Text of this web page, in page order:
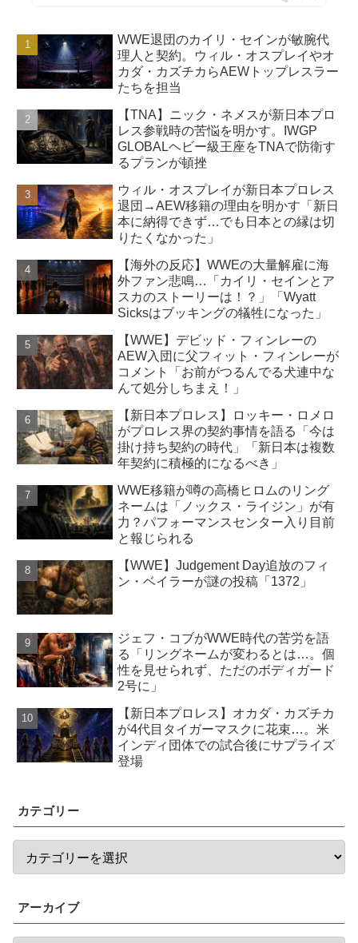
WWE退団のカイリ・セインが敏腕代
理人と契約。ウィル・オスプレイやオ
カダ・カズチカらAEWトップレスラー
たちを担当
【TNA】ニック・ネメスが新日本プロ
レス参戦時の苦悩を明かす。IWGP
GLOBALヘビー級王座をTNAで防衛す
るプランが頓挫
ウィル・オスプレイが新日本プロレス
退団→AEW移籍の理由を明かす「新日
本に納得できず…でも日本との縁は切
りたくなかった」
【海外の反応】WWEの大量解雇に海
外ファン悲鳴…「カイリ・セインとア
スカのストーリーは！？」「Wyatt
Sicksはブッキングの犠牲になった」
【WWE】デビッド・フィンレーの
AEW入団に父フィット・フィンレーが
コメント「お前がつるんでる犬連中な
んて処分しちまえ！」
【新日本プロレス】ロッキー・ロメロ
がプロレス界の契約事情を語る「今は
掛け持ち契約の時代」「新日本は複数
年契約に積極的になるべき」
WWE移籍が噂の高橋ヒロムのリング
ネームは「ノックス・ライジン」が有
力？パフォーマンスセンター入り目前
と報じられる
【WWE】Judgement Day追放のフィ
ン・ベイラーが謎の投稿「1372」
ジェフ・コブがWWE時代の苦労を語
る「リングネームが変わるとは…。個
性を見せられず、ただのボディガード
2号に」
【新日本プロレス】オカダ・カズチカ
が4代目タイガーマスクに花束…。米
インディ団体での試合後にサプライズ
登場
カテゴリー
アーカイブ